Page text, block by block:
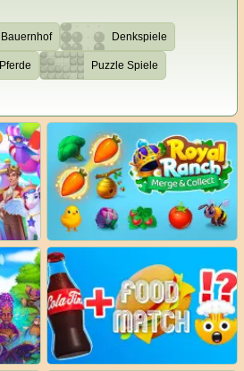
Bauernhof Denkspiele
Pferde Puzzle Spiele